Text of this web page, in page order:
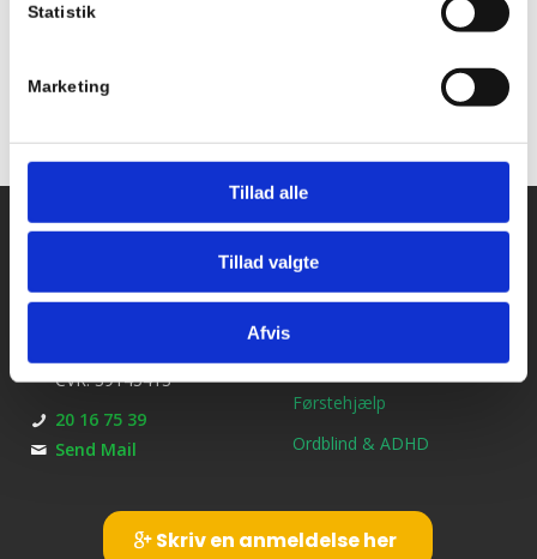
Statistik
Marketing
Tillad alle
Tillad valgte
Afvis
Tilføj til kalender
Kontakt os
Brøndbyvestervej 25
CVR: 39145413
20 16 75 39
Send Mail
Ydelser
Bil kørekort
B/E Trailerkørekort
Førstehjælp
Ordblind & ADHD
Skriv en anmeldelse her